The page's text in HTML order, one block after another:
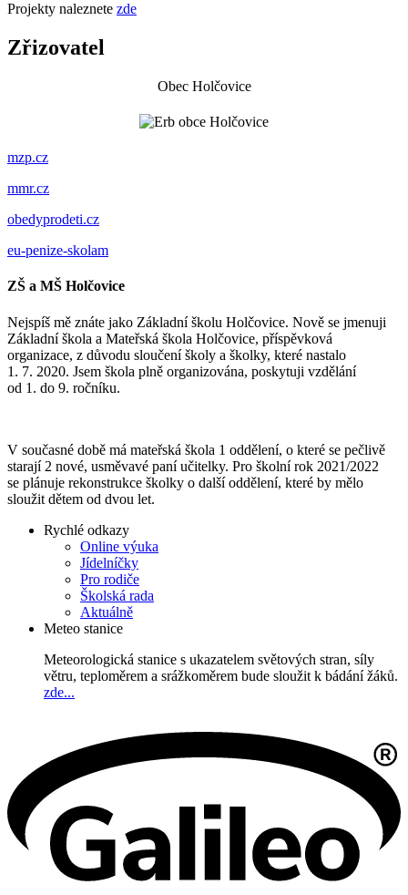
Projekty naleznete zde
Zřizovatel
Obec Holčovice
mzp.cz
mmr.cz
obedyprodeti.cz
eu-penize-skolam
ZŠ a MŠ Holčovice
Nejspíš mě znáte jako Základní školu Holčovice. Nově se jmenuji
Základní škola a Mateřská škola Holčovice, příspěvková
organizace, z důvodu sloučení školy a školky, které nastalo
1. 7. 2020. Jsem škola plně organizována, poskytuji vzdělání
od 1. do 9. ročníku.
V současné době má mateřská škola 1 oddělení, o které se pečlivě
starají 2 nové, usměvavé paní učitelky. Pro školní rok 2021/2022
se plánuje rekonstrukce školky o další oddělení, které by mělo
sloužit dětem od dvou let.
Rychlé odkazy
Online výuka
Jídelníčky
Pro rodiče
Školská rada
Aktuálně
Meteo stanice
Meteorologická stanice s ukazatelem světových stran, síly
větru, teploměrem a srážkoměrem bude sloužit k bádání žáků.
zde...